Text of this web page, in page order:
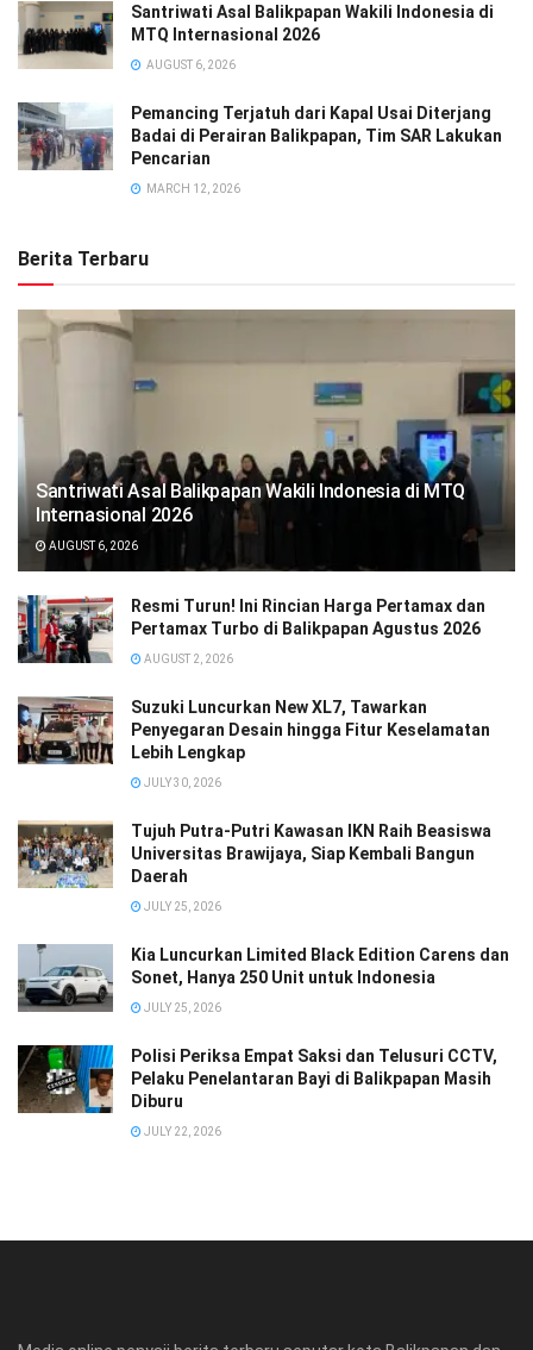
Santriwati Asal Balikpapan Wakili Indonesia di
MTQ Internasional 2026
AUGUST 6, 2026
Pemancing Terjatuh dari Kapal Usai Diterjang
Badai di Perairan Balikpapan, Tim SAR Lakukan
Pencarian
MARCH 12, 2026
Berita Terbaru
Santriwati Asal Balikpapan Wakili Indonesia di MTQ
Internasional 2026
AUGUST 6, 2026
Resmi Turun! Ini Rincian Harga Pertamax dan
Pertamax Turbo di Balikpapan Agustus 2026
AUGUST 2, 2026
Suzuki Luncurkan New XL7, Tawarkan
Penyegaran Desain hingga Fitur Keselamatan
Lebih Lengkap
JULY 30, 2026
Tujuh Putra-Putri Kawasan IKN Raih Beasiswa
Universitas Brawijaya, Siap Kembali Bangun
Daerah
JULY 25, 2026
Kia Luncurkan Limited Black Edition Carens dan
Sonet, Hanya 250 Unit untuk Indonesia
JULY 25, 2026
Polisi Periksa Empat Saksi dan Telusuri CCTV,
Pelaku Penelantaran Bayi di Balikpapan Masih
Diburu
JULY 22, 2026